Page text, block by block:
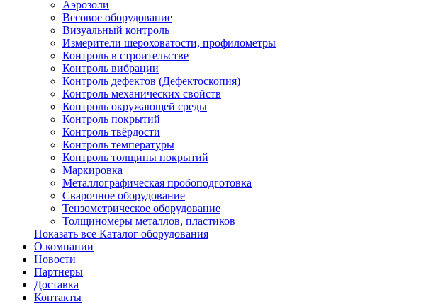
Аэрозоли
Весовое оборудование
Визуальный контроль
Измерители шероховатости, профилометры
Контроль в строительстве
Контроль вибрации
Контроль дефектов (Дефектоскопия)
Контроль механических свойств
Контроль окружающей среды
Контроль покрытий
Контроль твёрдости
Контроль температуры
Контроль толщины покрытий
Маркировка
Металлографическая пробоподготовка
Сварочное оборудование
Тензометрическое оборудование
Толщиномеры металлов, пластиков
Показать все Каталог оборудования
О компании
Новости
Партнеры
Доставка
Контакты